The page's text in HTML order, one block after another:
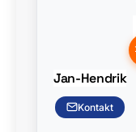
Jan-Hendrik
Kontakt